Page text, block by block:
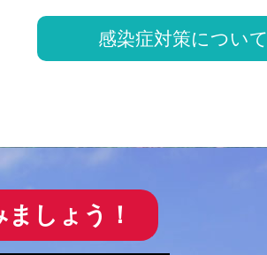
感染症対策について
しょう！